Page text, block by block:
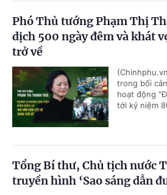
Phó Thủ tướng Phạm Thị
dịch 500 ngày đêm và khát
trở về
trong bối
hoạt động
tới kỷ niệm
Tổng Bí thư, Chủ tịch nước
truyền hình ‘Sao sáng dẫn